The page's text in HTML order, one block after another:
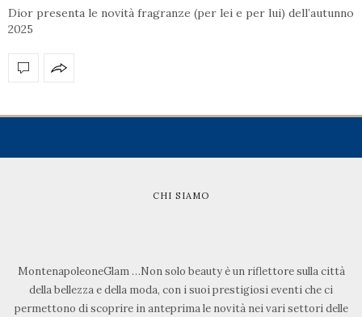
Dior presenta le novità fragranze (per lei e per lui) dell’autunno
2025
CHI SIAMO
MontenapoleoneGlam …Non solo beauty è un riflettore sulla città
della bellezza e della moda, con i suoi prestigiosi eventi che ci
permettono di scoprire in anteprima le novità nei vari settori delle